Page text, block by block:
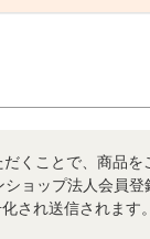
だくことで、商品
ショップ法人会員
され送信されます。